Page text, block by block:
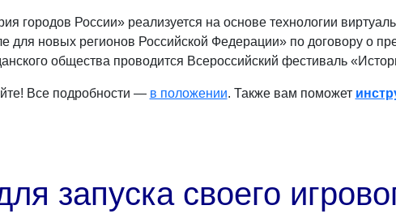
городов России» реализуется на основе технологии
для новых регионов Российской Федерации» по договору о
общества проводится Всероссийский фестиваль
Все подробности — в положении. Также вам поможет
запуска своего